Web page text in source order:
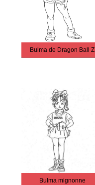
Bulma de Dragon Ball Z
Bulma mignonne